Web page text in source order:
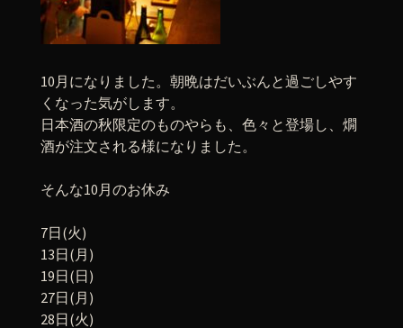
10月になりました。朝晩はだいぶんと過ごしやす
くなった気がします。
日本酒の秋限定のものやらも、色々と登場し、燗
酒が注文される様になりました。
そんな10月のお休み
7日(火)
13日(月)
19日(日)
27日(月)
28日(火)